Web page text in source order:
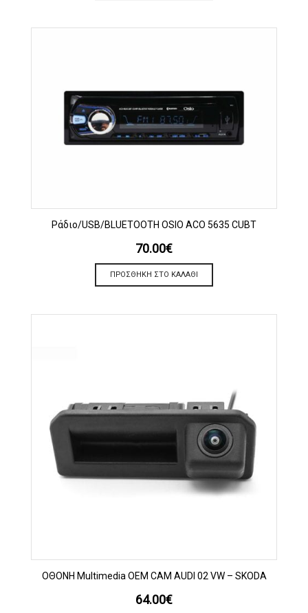
Ράδιο/USB/BLUETOOTH OSIO ACO 5635 CUBT
70.00€
ΠΡΟΣΘΉΚΗ ΣΤΟ ΚΑΛΆΘΙ
OΘΟΝΗ Multimedia OEM CAM AUDI 02 VW – SKODA
64.00€